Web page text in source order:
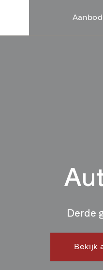
Aanbod
Derde
Bekijk